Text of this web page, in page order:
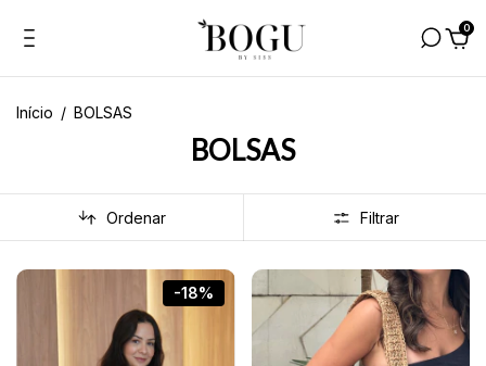
0
Início / BOLSAS
BOLSAS
Ordenar Filtrar
-18%